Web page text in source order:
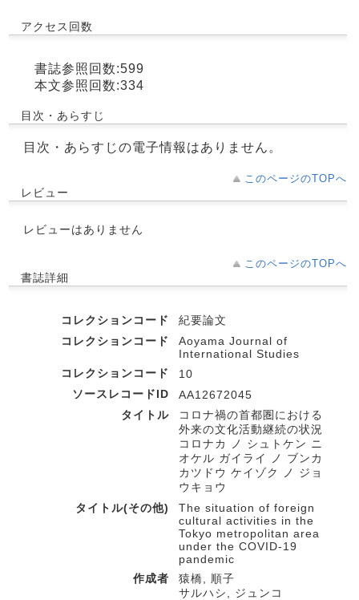
アクセス回数
書誌参照回数:599
本文参照回数:334
目次・あらすじ
目次・あらすじの電子情報はありません。
このページのTOPへ
レビュー
レビューはありません
このページのTOPへ
書誌詳細
コレクションコード
紀要論文
コレクションコード
Aoyama Journal of
International Studies
コレクションコード
10
ソースレコードID
AA12672045
タイトル
コロナ禍の首都圏における
外来の文化活動継続の状況
コロナカ ノ シュトケン ニ
オケル ガイライ ノ ブンカ
カツドウ ケイゾク ノ ジョ
ウキョウ
タイトル(その他)
The situation of foreign
cultural activities in the
Tokyo metropolitan area
under the COVID-19
pandemic
作成者
猿橋, 順子
サルハシ, ジュンコ